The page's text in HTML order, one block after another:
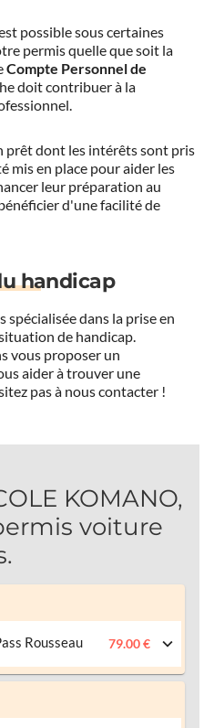
possible sous certaines
permis quelle que soit la
Compte Personnel de
doit contribuer à la
prêt dont les intérêts sont pris
mis en place pour aider les
leur préparation au
d'une facilité de
handicap
dans la prise en
de handicap.
vous proposer un
aider à trouver une
pas à nous contacter !
KOMANO,
voiture
Rousseau 79.00 €